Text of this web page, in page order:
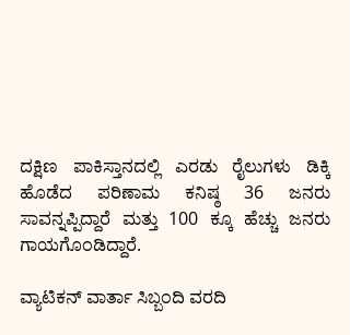
ದಕ್ಷಿಣ ಪಾಕಿಸ್ತಾನದಲ್ಲಿ ಎರಡು ರೈಲುಗಳು ಡಿಕ್ಕಿ
ಹೊಡೆದ ಪರಿಣಾಮ ಕನಿಷ್ಠ 36 ಜನರು
ಸಾವನ್ನಪ್ಪಿದ್ದಾರೆ ಮತ್ತು 100 ಕ್ಕೂ ಹೆಚ್ಚು ಜನರು
ಗಾಯಗೊಂಡಿದ್ದಾರೆ.
ವ್ಯಾಟಿಕನ್ ವಾರ್ತಾ ಸಿಬ್ಬಂದಿ ವರದಿ